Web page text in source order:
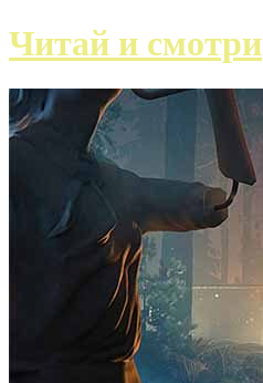
Читай и смотри